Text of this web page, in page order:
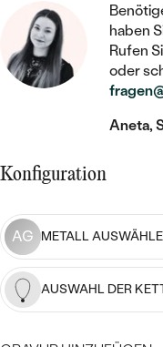
NACH PREIS
GÜNSTIG
LUXURIÖSE
FARBIGE
NACH EDELSTEIN
MIT DIAMANT
MIT LAB
MIT
MIT FARBIGEN
MIT
BROSCHEN
PLATIN
NACH STEIN
NACH STEIN
MIT DIAMANT
MIT EDELSTEIN
NACH PREIS
PREISWERTE
KETTEN
HERZKETTEN
MIT TIEREN
MIT EDELSTEIN
NACH PREIS
NACH EDELSTEIN
MIT DIAMANT
MIT EDELSTEIN
PERLENRINGE
NACH PREIS
PREISWERTE
haben
Rufen
oder
Aneta,
Konfiguration
AG METALL
AUSWAHL DER